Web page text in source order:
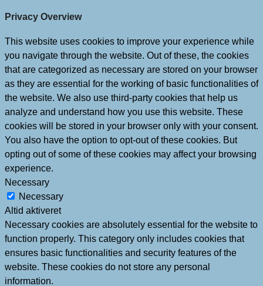
Privacy Overview
This website uses cookies to improve your experience while
you navigate through the website. Out of these, the cookies
that are categorized as necessary are stored on your browser
as they are essential for the working of basic functionalities of
the website. We also use third-party cookies that help us
analyze and understand how you use this website. These
cookies will be stored in your browser only with your consent.
You also have the option to opt-out of these cookies. But
opting out of some of these cookies may affect your browsing
experience.
Necessary
Necessary
Altid aktiveret
Necessary cookies are absolutely essential for the website to
function properly. This category only includes cookies that
ensures basic functionalities and security features of the
website. These cookies do not store any personal
information.